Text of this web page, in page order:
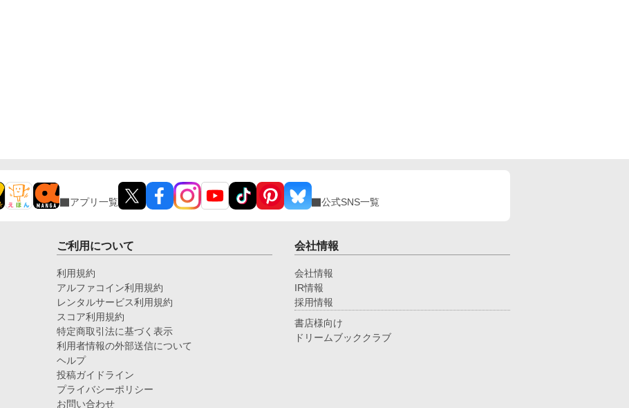
アプリ一覧 公式SNS一覧
ご利用について
利用規約
アルファコイン利用規約
レンタルサービス利用規約
スコア利用規約
特定商取引法に基づく表示
利用者情報の外部送信について
ヘルプ
投稿ガイドライン
プライバシーポリシー
お問い合わせ
会社情報
会社情報
IR情報
採用情報
書店様向け
ドリームブッククラブ